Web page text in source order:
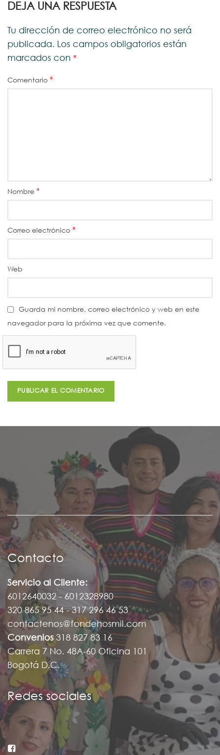
DEJA UNA RESPUESTA
Tu dirección de correo electrónico no será
publicada. Los campos obligatorios están
marcados con *
Comentario *
Nombre *
Correo electrónico *
Web
Guarda mi nombre, correo electrónico y web en este
navegador para la próxima vez que comente.
Contacto
Servicio al Cliente:
6012640032 - 6012328980
320 865 95 44 - 317 296 46 53
contactenos@fondehosmil.com
Convenios 318 827 83 16
Carrera 7 No. 48A-60 Oficina 101
Bogotá D.C.
Redes sociales